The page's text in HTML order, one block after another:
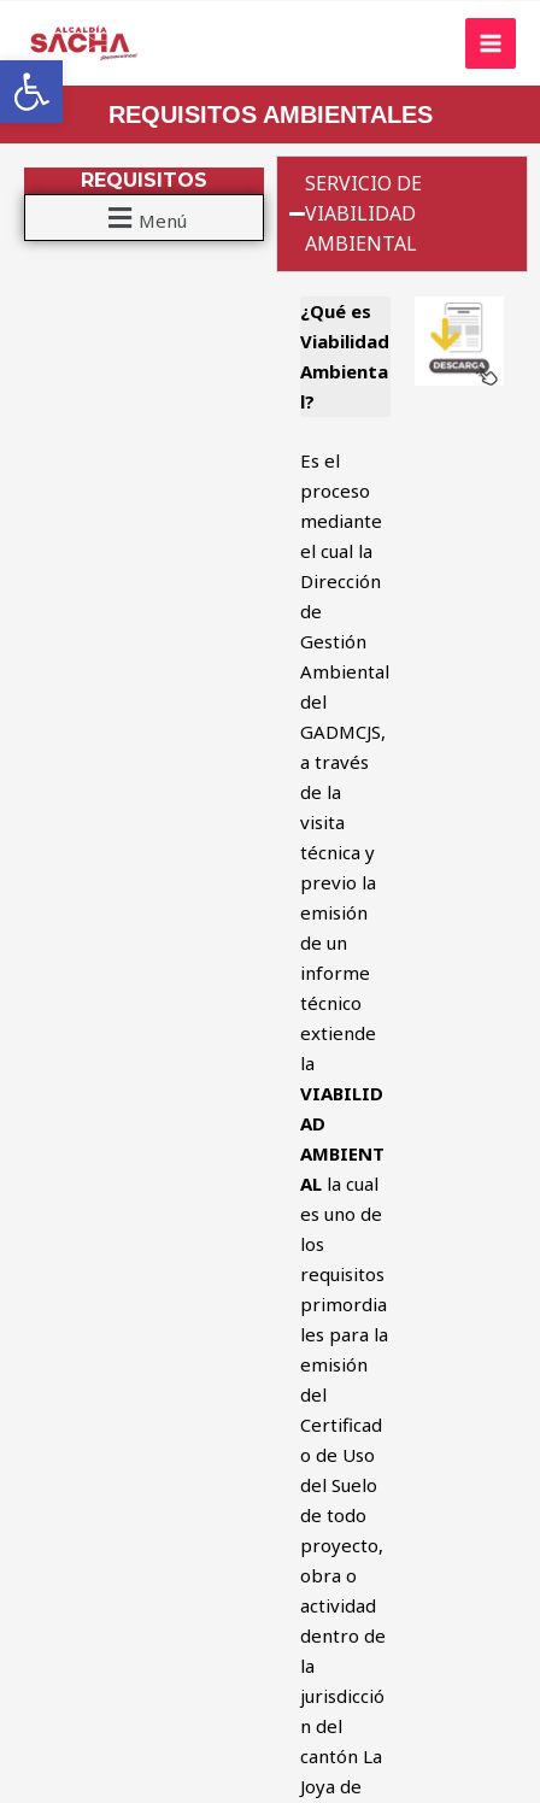
Abrir barra de herramientas
REQUISITOS AMBIENTALES
REQUISITOS
Menú
SERVICIO DE
VIABILIDAD
AMBIENTAL
¿Qué es
Viabilidad
Ambienta
l?
Es el
proceso
mediante
el cual la
Dirección
de
Gestión
Ambiental
del
GADMCJS,
a través
de la
visita
técnica y
previo la
emisión
de un
informe
técnico
extiende
la
VIABILID
AD
AMBIENT
AL la cual
es uno de
los
requisitos
primordia
les para la
emisión
del
Certificad
o de Uso
del Suelo
de todo
proyecto,
obra o
actividad
dentro de
la
jurisdicció
n del
cantón La
Joya de